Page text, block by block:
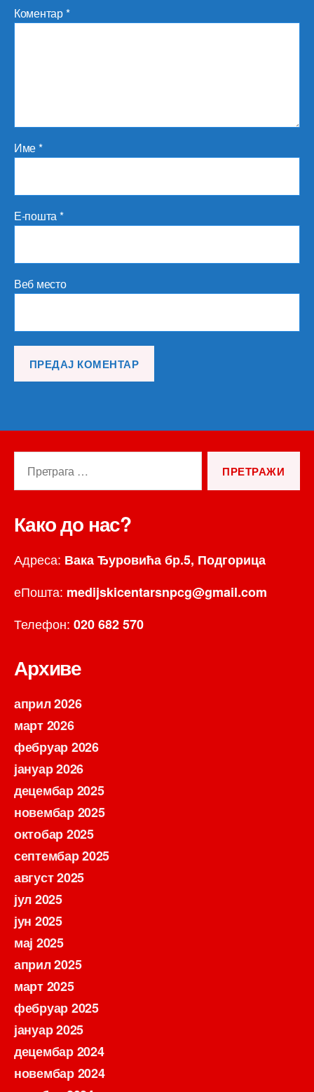
Коментар*
Име*
Е-пошта*
Веб место
Како до нас?
Адреса: Вака Ђуровића бр.5, Подгорица
еПошта: medijskicentarsnpcg@gmail.com
Телефон: 020 682 570
Архиве
април 2026
март 2026
фебруар 2026
јануар 2026
децембар 2025
новембар 2025
октобар 2025
септембар 2025
август 2025
јул 2025
јун 2025
мај 2025
април 2025
март 2025
фебруар 2025
јануар 2025
децембар 2024
новембар 2024